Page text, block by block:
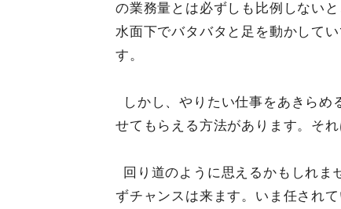
の業務量とは必ずしも比例しない
水面下でバタバタと足を動かして
す。
しかし、やりたい仕事をあきら
せてもらえる方法があります。そ
回り道のように思えるかもしれ
ずチャンスは来ます。いま任され